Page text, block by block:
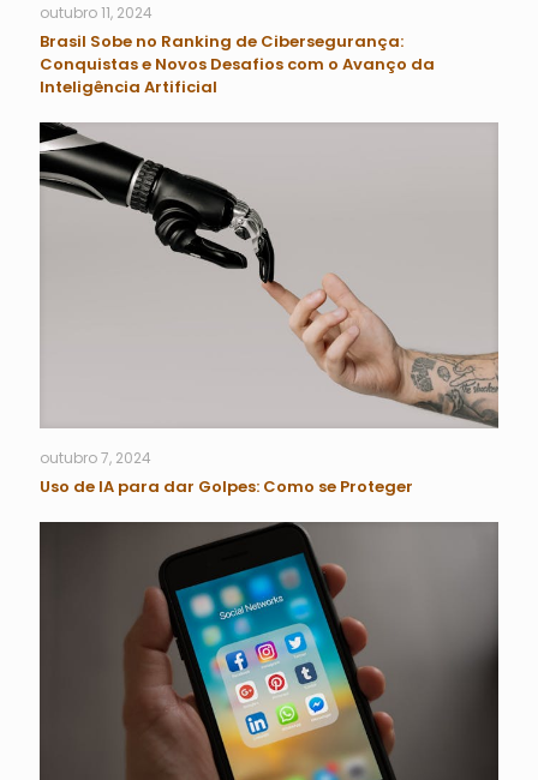
outubro 11, 2024
Brasil Sobe no Ranking de Cibersegurança:
Conquistas e Novos Desafios com o Avanço da
Inteligência Artificial
outubro 7, 2024
Uso de IA para dar Golpes: Como se Proteger